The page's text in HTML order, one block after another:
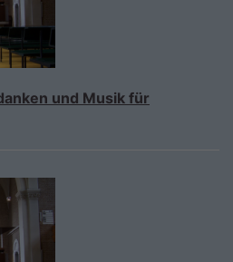
und Musik für